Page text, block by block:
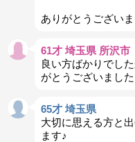
ありがとうございま
61才 埼玉県 所沢市
良い方ばかりでし
がとうございました
65才 埼玉県
大切に思える方と
ます♪